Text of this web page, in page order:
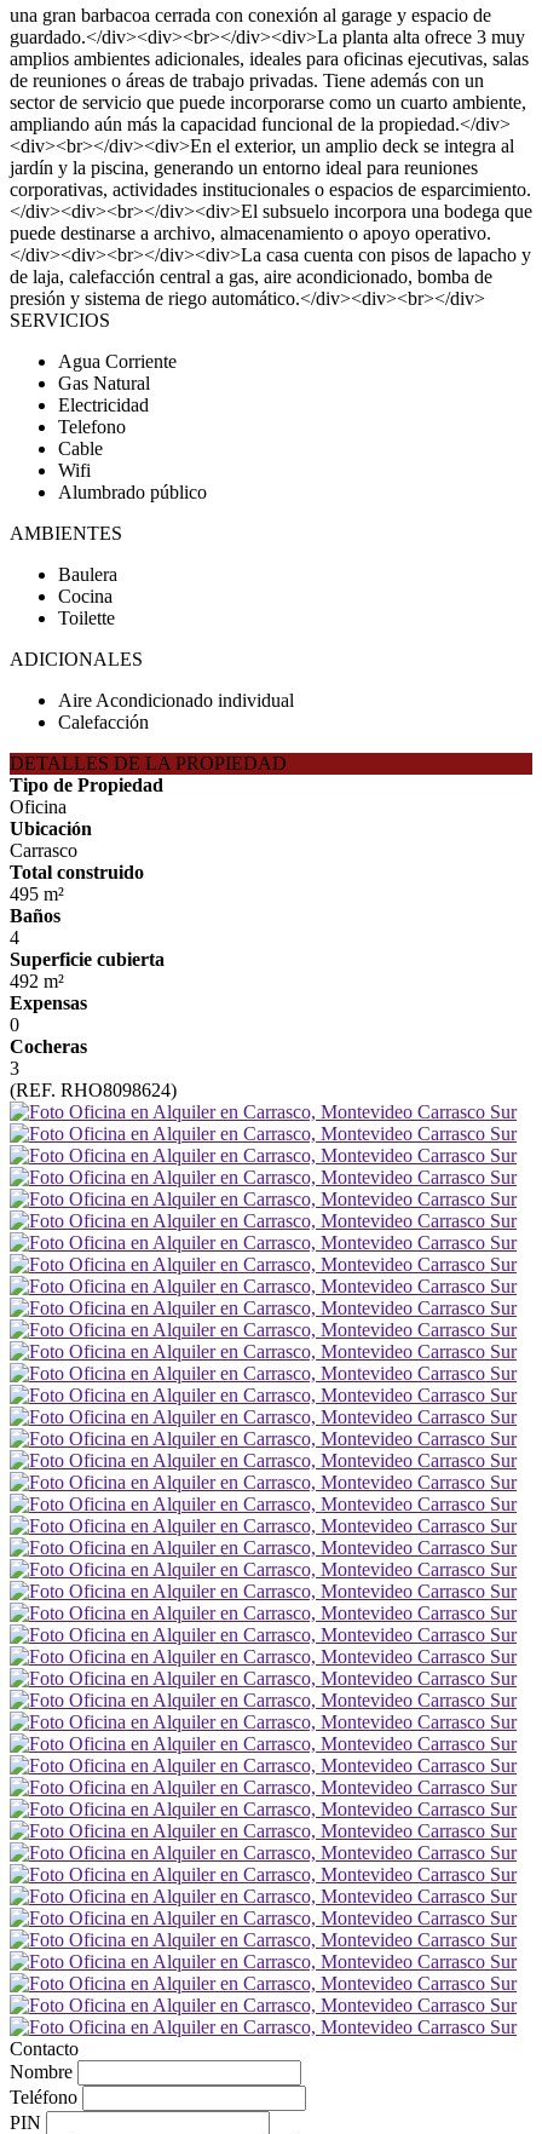
una gran barbacoa cerrada con conexión al garage y espacio de
guardado.</div><div><br></div><div>La planta alta ofrece 3 muy
amplios ambientes adicionales, ideales para oficinas ejecutivas, salas
de reuniones o áreas de trabajo privadas. Tiene además con un
sector de servicio que puede incorporarse como un cuarto ambiente,
ampliando aún más la capacidad funcional de la propiedad.</div>
<div><br></div><div>En el exterior, un amplio deck se integra al
jardín y la piscina, generando un entorno ideal para reuniones
corporativas, actividades institucionales o espacios de esparcimiento.
</div><div><br></div><div>El subsuelo incorpora una bodega que
puede destinarse a archivo, almacenamiento o apoyo operativo.
</div><div><br></div><div>La casa cuenta con pisos de lapacho y
de laja, calefacción central a gas, aire acondicionado, bomba de
presión y sistema de riego automático.</div><div><br></div>
SERVICIOS
Agua Corriente
Gas Natural
Electricidad
Telefono
Cable
Wifi
Alumbrado público
AMBIENTES
Baulera
Cocina
Toilette
ADICIONALES
Aire Acondicionado individual
Calefacción
DETALLES DE LA PROPIEDAD
Tipo de Propiedad
Oficina
Ubicación
Carrasco
Total construido
495 m²
Baños
4
Superficie cubierta
492 m²
Expensas
0
Cocheras
3
(REF. RHO8098624)
Contacto
Nombre
Teléfono
PIN